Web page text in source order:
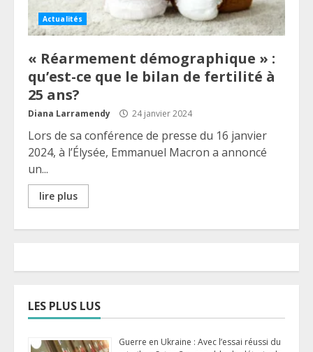
Actualités
« Réarmement démographique » :
qu’est-ce que le bilan de fertilité à
25 ans?
Diana Larramendy 24 janvier 2024
Lors de sa conférence de presse du 16 janvier
2024, à l’Élysée, Emmanuel Macron a annoncé
un...
lire plus
LES PLUS LUS
Guerre en Ukraine : Avec l’essai réussi du